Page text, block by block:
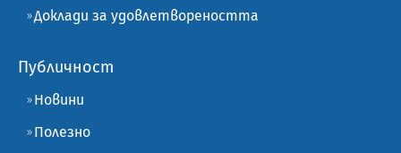
Доклади за удовлетвореността
Публичност
Новини
Полезно